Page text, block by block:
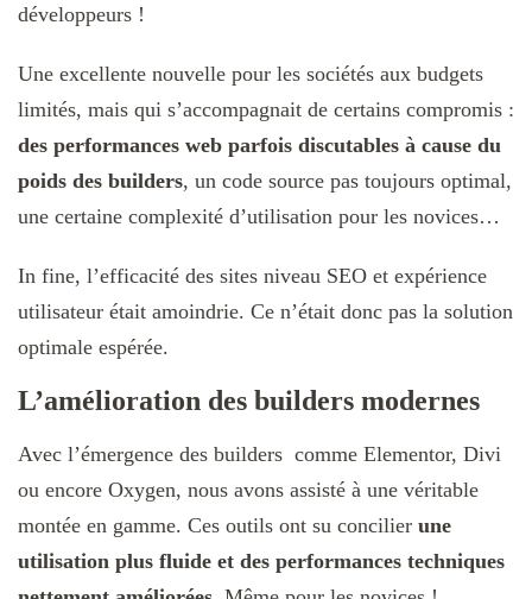
développeurs !
Une excellente nouvelle pour les sociétés aux budgets
limités, mais qui s’accompagnait de certains compromis :
des performances web parfois discutables à cause du
poids des builders, un code source pas toujours optimal,
une certaine complexité d’utilisation pour les novices…
In fine, l’efficacité des sites niveau SEO et expérience
utilisateur était amoindrie. Ce n’était donc pas la solution
optimale espérée.
L’amélioration des builders modernes
Avec l’émergence des builders comme Elementor, Divi
ou encore Oxygen, nous avons assisté à une véritable
montée en gamme. Ces outils ont su concilier une
utilisation plus fluide et des performances techniques